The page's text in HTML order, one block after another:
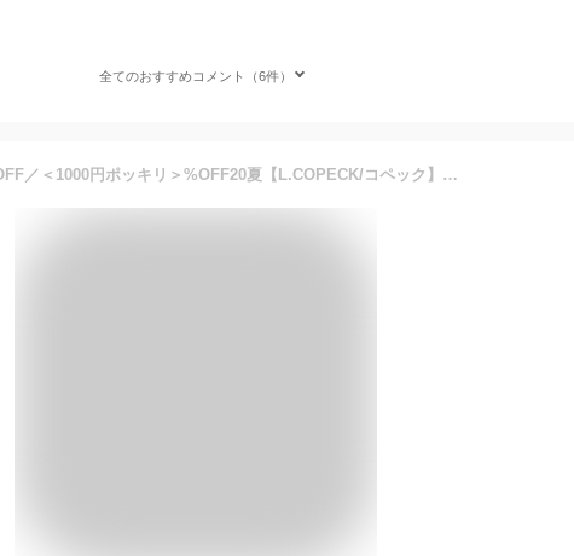
全てのおすすめコメント（6件）
＼全品8％OFF／＜1000円ポッキリ＞%OFF20夏【L.COPECK/コペック】小花柄 キュロット≪100cm 110cm 120cm 130cm 140cm≫子供服 キッズ 女の子 女児 子ども≪店頭受取対応商品≫